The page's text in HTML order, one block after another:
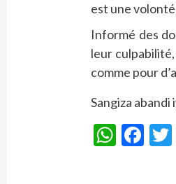
est une
Informé des
leur
comme pour
Sangiza abandi